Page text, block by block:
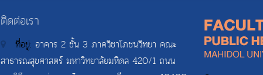
ติดต่อเรา
ที่อยู่: อาคาร 2 ชั้น 3 ภาควิชาโภชนวิทยา คณะ
สาธารณสุขศาสตร์ มหาวิทยาลัยมหิดล 420/1 ถนน